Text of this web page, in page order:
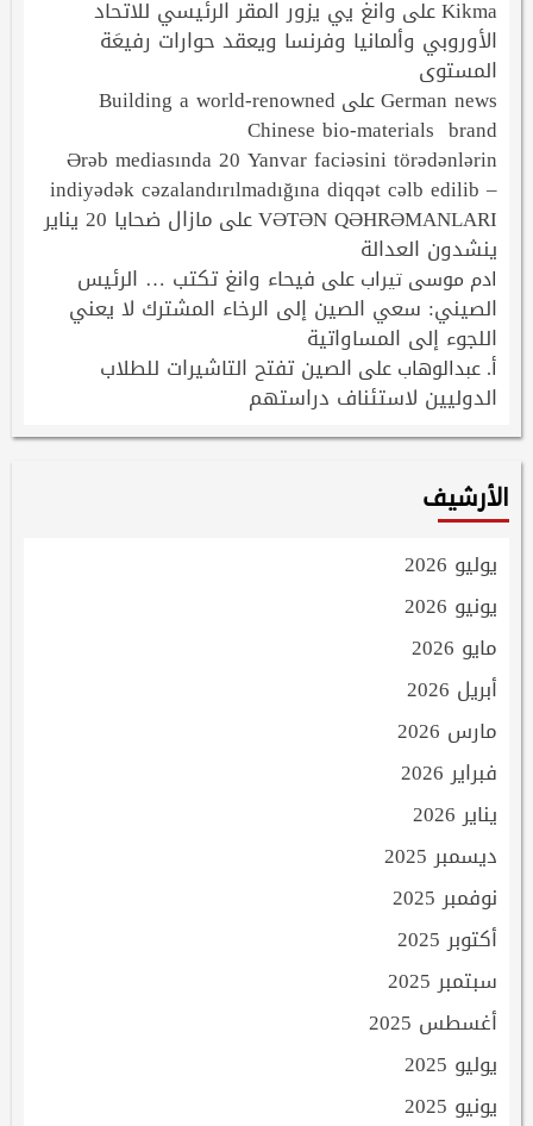
Kikmaعلى وانغ يي يزور المقر الرئيسي للاتحاد
الأوروبي وألمانيا وفرنسا ويعقد حوارات رفيعَة
المستوى
German newsعلى Building a world-renowned
Chinese bio-materials brand
Ərəb mediasında 20 Yanvar faciəsini törədənlərin
indiyədək cəzalandırılmadığına diqqət cəlb edilib –
VƏTƏN QƏHRƏMANLARIعلى مازال ضحايا 20 يناير
ينشدون العدالة
ادم موسى تيرابعلى فيحاء وانغ تكتب … الرئيس
الصيني: سعي الصين إلى الرخاء المشترك لا يعني
اللجوء إلى المساواتية
أ. عبدالوهابعلى الصين تفتح التاشيرات للطلاب
الدوليين لاستئناف دراستهم
الأرشيف
يوليو 2026
يونيو 2026
مايو 2026
أبريل 2026
مارس 2026
فبراير 2026
يناير 2026
ديسمبر 2025
نوفمبر 2025
أكتوبر 2025
سبتمبر 2025
أغسطس 2025
يوليو 2025
يونيو 2025